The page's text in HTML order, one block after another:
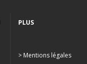
PLUS
> Mentions légales